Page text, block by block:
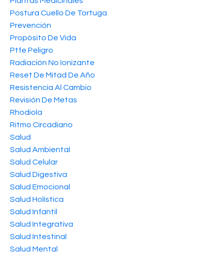
Postura Cuello De Tortuga
Prevención
Propósito De Vida
Ptfe Peligro
Radiación No Ionizante
Reset De Mitad De Año
Resistencia Al Cambio
Revisión De Metas
Rhodiola
Ritmo Circadiano
Salud
Salud Ambiental
Salud Celular
Salud Digestiva
Salud Emocional
Salud Holística
Salud Infantil
Salud Integrativa
Salud Intestinal
Salud Mental